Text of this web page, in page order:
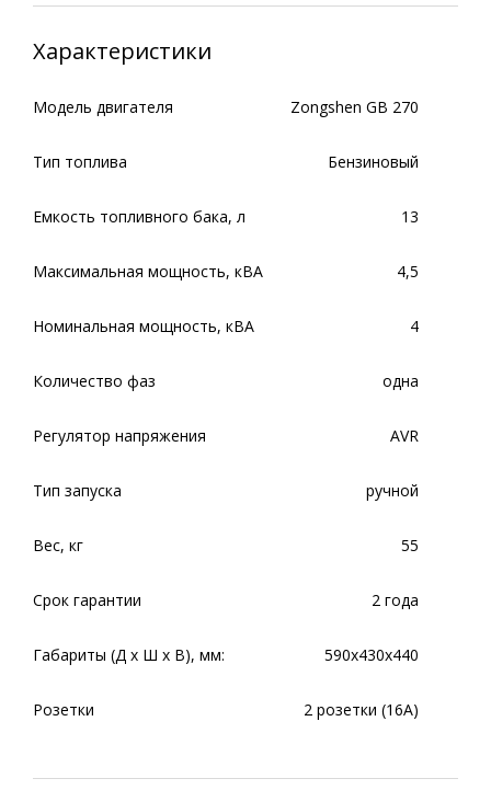
Характеристики
Модель двигателя Zongshen GB 270
Тип топлива Бензиновый
Емкость топливного бака, л 13
Максимальная мощность, кВА 4,5
Номинальная мощность, кВА 4
Количество фаз одна
Регулятор напряжения AVR
Тип запуска ручной
Вес, кг 55
Срок гарантии 2 года
Габариты (Д x Ш x В), мм: 590х430х440
Розетки 2 розетки (16A)